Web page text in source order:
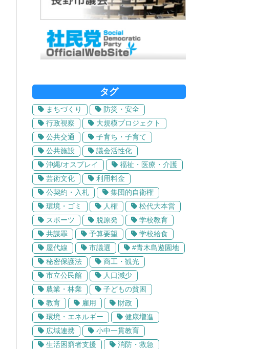
タグ
まちづくり
防災・安全
行政視察
大規模プロジェクト
公共交通
子育ち・子育て
公共施設
議会活性化
沖縄/オスプレイ
福祉・医療・介護
芸術文化
利用料金
公契約・入札
集団的自衛権
環境・ゴミ
人権
松代大本営
スポーツ
脱原発
学校教育
共謀罪
予算要望
学校給食
屋代線
市議選
#青木島遊園地
秘密保護法
商工・観光
市立公民館
人口減少
農業・林業
子どもの貧困
教育
雇用
財政
環境・エネルギー
健康増進
広域連携
小中一貫教育
生活困窮者支援
消防・救急